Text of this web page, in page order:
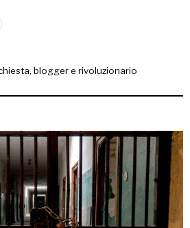
blogger e rivoluzionario